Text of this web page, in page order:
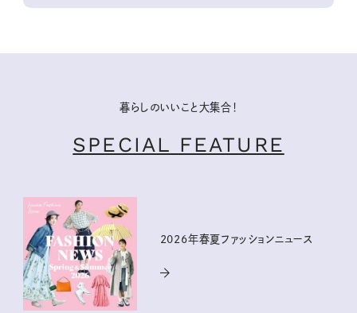
暮らしのいいこと大集合！
SPECIAL FEATURE
2026年春夏ファッションニュース